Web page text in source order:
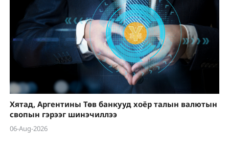
Хятад, Аргентины Төв банкууд хоёр талын валютын
свопын гэрээг шинэчиллээ
06-Aug-2026